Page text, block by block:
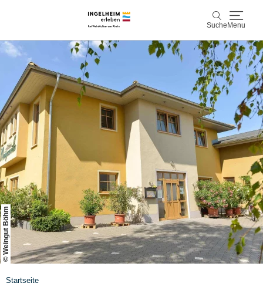
Suche Menu
Suche
Entdecken & Erleben
Wein & Genuss
Kaiserpfalz, Kunst & Kultur
Planen & Buchen
Info & Service
Leichte SpracheUnterkünfteErlebnisse buchen
© Weingut Böhm
Startseite